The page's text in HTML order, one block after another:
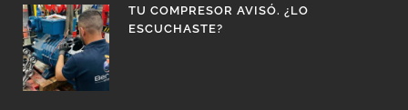
TU COMPRESOR AVISÓ. ¿LO
ESCUCHASTE?